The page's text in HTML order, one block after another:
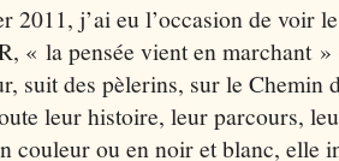
2011, j’ai eu l’occasion de voir
« la pensée vient en marchant »
suit des pèlerins, sur le Chemin
leur histoire, leur parcours,
couleur ou en noir et blanc, elle